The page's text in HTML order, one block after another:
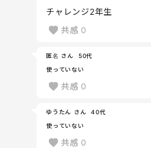
チャレンジ2年生
共感 0
匿名 さん
50代
使っていない
共感 0
ゆうたん さん
40代
使っていない
共感 0